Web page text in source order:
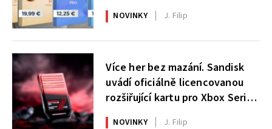
NOVINKY J. Filip
Více her bez mazání. Sandisk
uvádí oficiálně licencovanou
rozšiřující kartu pro Xbox Series
X|S
NOVINKY J. Filip